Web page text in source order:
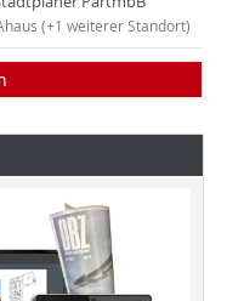
(+1 weiterer Standort)